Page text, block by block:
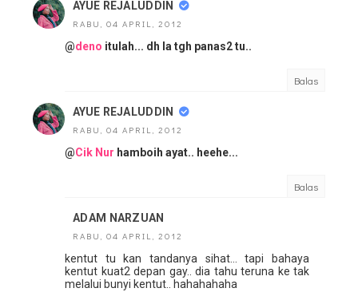
AYUE REJALUDDIN
RABU, 04 APRIL, 2012
@deno itulah... dh la tgh panas2 tu..
Balas
AYUE REJALUDDIN
RABU, 04 APRIL, 2012
@Cik Nur hamboih ayat.. heehe...
Balas
ADAM NARZUAN
RABU, 04 APRIL, 2012
kentut tu kan tandanya sihat... tapi bahaya
kentut kuat2 depan gay.. dia tahu teruna ke tak
melalui bunyi kentut.. hahahahaha